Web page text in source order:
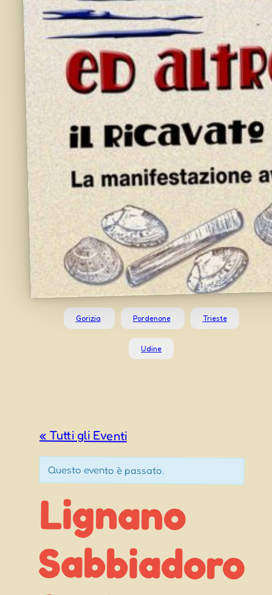
Gorizia Pordenone Trieste
Udine
« Tutti gli Eventi
Questo evento è passato.
Lignano
Sabbiadoro
Festa delle